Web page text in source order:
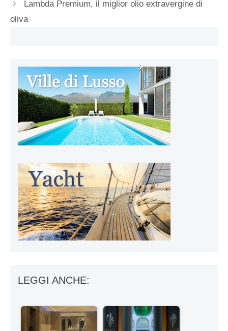
Lambda Premium, il miglior olio extravergine di
oliva
LEGGI ANCHE: